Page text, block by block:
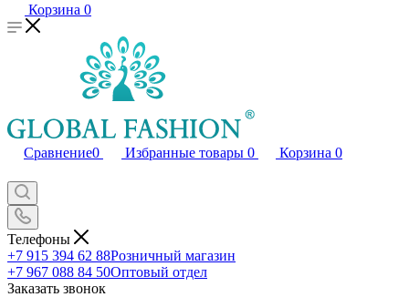
Корзина 0
Сравнение0 Избранные товары 0 Корзина 0
Телефоны
+7 915 394 62 88Розничный магазин
+7 967 088 84 50Оптовый отдел
Заказать звонок